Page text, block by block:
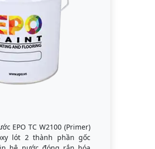
EPO TC W2100 (Primer)
lót 2 thành phần gốc